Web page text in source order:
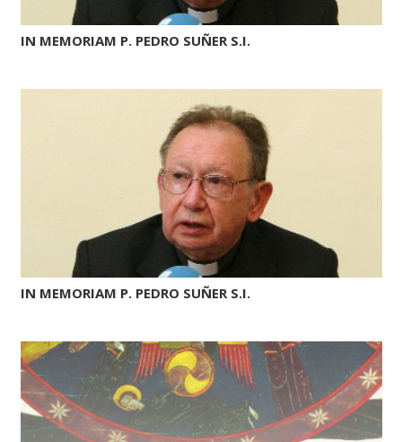
IN MEMORIAM P. PEDRO SUÑER S.I.
IN MEMORIAM P. PEDRO SUÑER S.I.